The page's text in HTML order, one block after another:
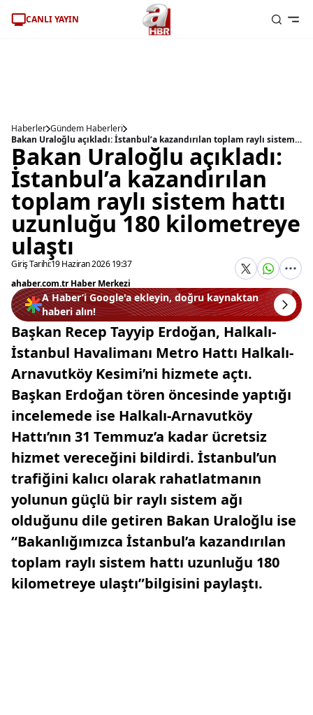
CANLI YAYIN
Haberler Gündem Haberleri
Bakan Uraloğlu açıkladı: İstanbul’a kazandırılan toplam raylı sistem hattı uzunluğu 180 kilometreye ulaştı
Bakan Uraloğlu açıkladı:
İstanbul’a kazandırılan
toplam raylı sistem hattı
uzunluğu 180 kilometreye
ulaştı
Giriş Tarihi:19 Haziran 2026 19:37
ahaber.com.tr Haber Merkezi
A Haber’i Google'a ekleyin, doğru kaynaktan
haberi alın!
Başkan Recep Tayyip Erdoğan, Halkalı-
İstanbul Havalimanı Metro Hattı Halkalı-
Arnavutköy Kesimi’ni hizmete açtı.
Başkan Erdoğan tören öncesinde yaptığı
incelemede ise Halkalı-Arnavutköy
Hattı’nın 31 Temmuz’a kadar ücretsiz
hizmet vereceğini bildirdi. İstanbul’un
trafiğini kalıcı olarak rahatlatmanın
yolunun güçlü bir raylı sistem ağı
olduğunu dile getiren Bakan Uraloğlu ise
“Bakanlığımızca İstanbul’a kazandırılan
toplam raylı sistem hattı uzunluğu 180
kilometreye ulaştı”bilgisini paylaştı.